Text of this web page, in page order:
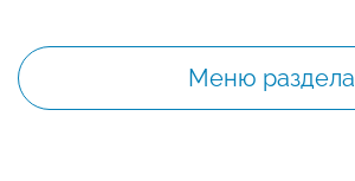
Меню раздела